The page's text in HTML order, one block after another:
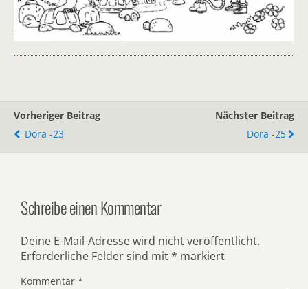
Vorheriger Beitrag
Dora -23
Nächster Beitrag
Dora -25
Schreibe einen Kommentar
Deine E-Mail-Adresse wird nicht veröffentlicht.
Erforderliche Felder sind mit * markiert
Kommentar *